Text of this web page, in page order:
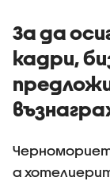
За да
кадри,
а